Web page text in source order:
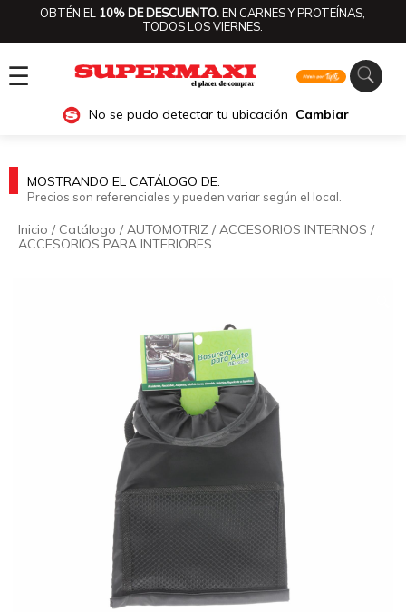
OBTÉN EL 10% DE DESCUENTO.EN CARNES Y PROTEÍNAS,
TODOS LOS VIERNES.
☰
No se pudo detectar tu ubicación Cambiar
MOSTRANDO EL CATÁLOGO DE:
Precios son referenciales y pueden variar según el local.
Inicio / Catálogo /AUTOMOTRIZ /ACCESORIOS INTERNOS /
ACCESORIOS PARA INTERIORES